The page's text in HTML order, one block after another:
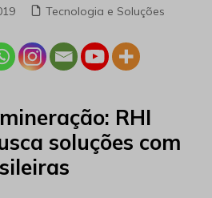
Tecnologia e Soluções
RHI
soluções com